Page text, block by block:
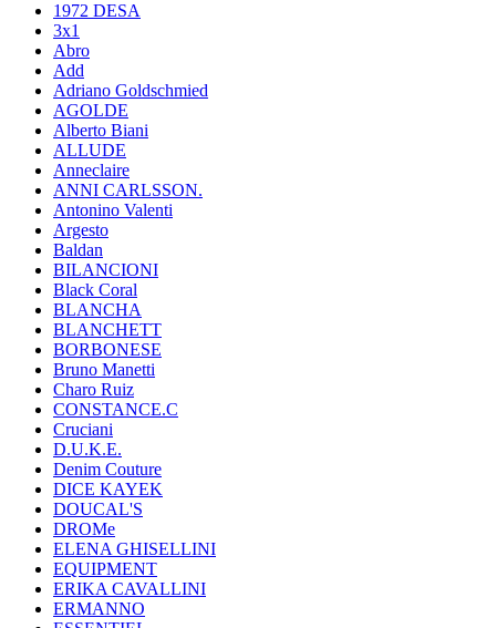
1972 DESA
3x1
Abro
Add
Adriano Goldschmied
AGOLDE
Alberto Biani
ALLUDE
Anneclaire
ANNI CARLSSON.
Antonino Valenti
Argesto
Baldan
BILANCIONI
Black Coral
BLANCHA
BLANCHETT
BORBONESE
Bruno Manetti
Charo Ruiz
CONSTANCE.C
Cruciani
D.U.K.E.
Denim Couture
DICE KAYEK
DOUCAL'S
DROMe
ELENA GHISELLINI
EQUIPMENT
ERIKA CAVALLINI
ERMANNO